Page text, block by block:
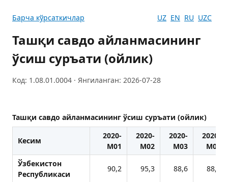
Барча кўрсаткичлар UZ EN RU UZC
Ташқи савдо айланмасининг
ўсиш суръати (ойлик)
Код: 1.08.01.0004 · Янгиланган: 2026-07-28
Ташқи савдо айланмасининг ўсиш суръати (ойлик)
Кесим
2020-
M01
2020-
M02
2020-
M03
2020-
M04
Ўзбекистон
Республикаси
90,2 95,3 88,6 88,3